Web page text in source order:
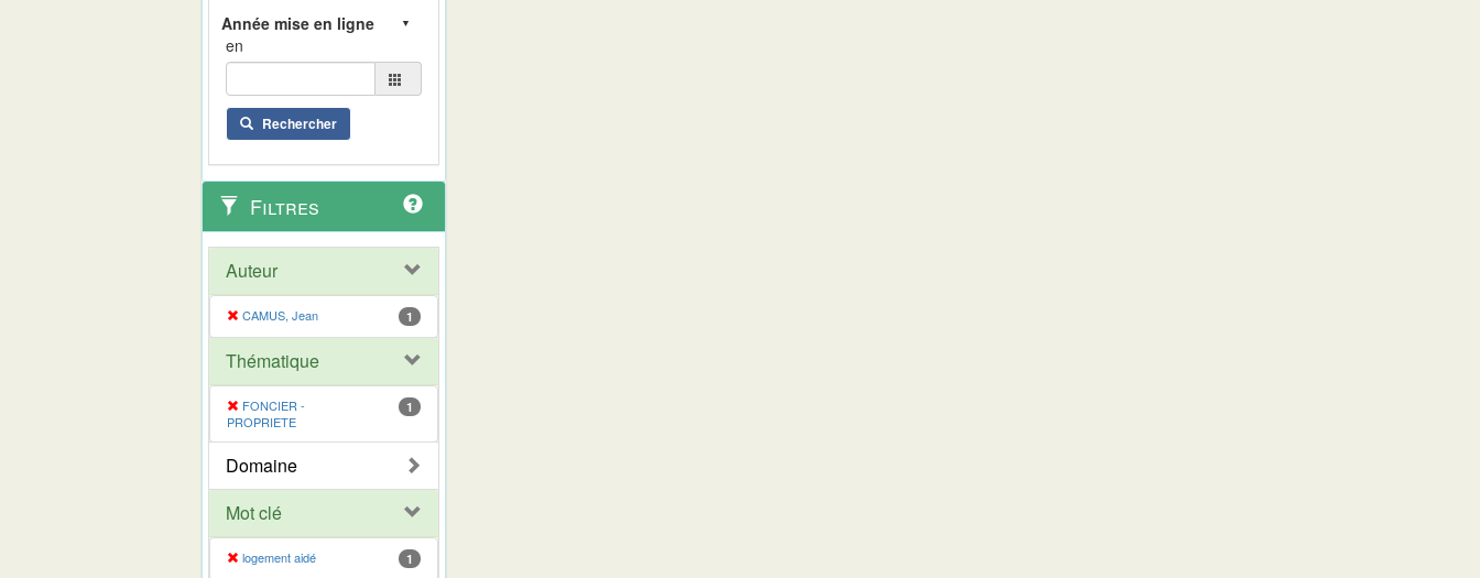
en
Rechercher
Filtres
Auteur
CAMUS, Jean 1
Thématique
FONCIER -
PROPRIETE
1
Domaine
Mot clé
logement aidé 1